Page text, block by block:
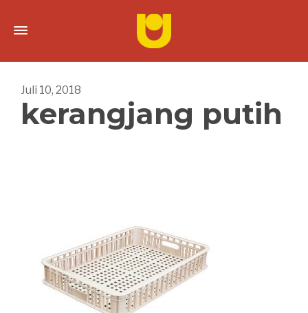
Juli 10, 2018
kerangjang putih